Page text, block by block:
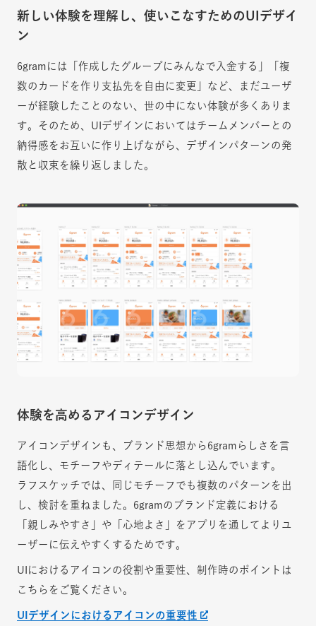
新しい体験を理解し、使いこなすためのUIデザイ
ン
6gramには「作成したグループにみんなで入金する」「複
数のカードを作り支払先を自由に変更」など、まだユーザ
ーが経験したことのない、世の中にない体験が多くありま
す。そのため、UIデザインにおいてはチームメンバーとの
納得感をお互いに作り上げながら、デザインパターンの発
散と収束を繰り返しました。
体験を高めるアイコンデザイン
アイコンデザインも、ブランド思想から6gramらしさを言
語化し、モチーフやディテールに落とし込んでいます。
ラフスケッチでは、同じモチーフでも複数のパターンを出
し、検討を重ねました。6gramのブランド定義における
「親しみやすさ」や「心地よさ」をアプリを通してよりユ
ーザーに伝えやすくするためです。
UIにおけるアイコンの役割や重要性、制作時のポイントは
こちらをご覧ください。
UIデザインにおけるアイコンの重要性